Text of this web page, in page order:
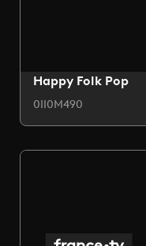
Happy Folk Pop
0II0M490